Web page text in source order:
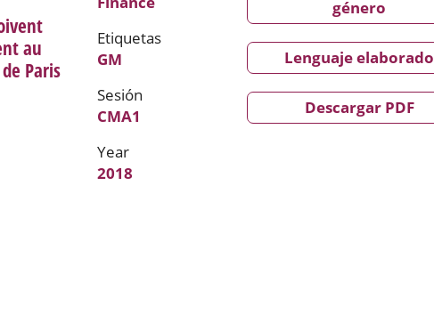
au
Paris
Etiquetas
GM
Sesión
CMA1
Year
2018
género
Lenguaje elaborado
Descargar PDF